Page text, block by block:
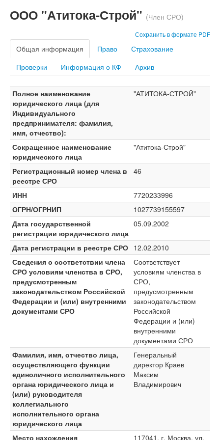
ООО "Атитока-Строй" (Член СРО)
Сохранить в формате PDF
Общая информация Право
Страхование
Проверки
Информация о КФ Архив
Полное наименование
юридического лица (для
Индивидуального
предпринимателя: фамилия,
имя, отчество):
"АТИТОКА-СТРОЙ"
Сокращенное наименование
юридического лица
"Атитока-Строй"
Регистрационный номер члена в
реестре СРО
46
ИНН
7720233996
ОГРН/ОГРНИП
1027739155597
Дата государственной
регистрации юридического лица
05.09.2002
Дата регистрации в реестре СРО 12.02.2010
Сведения о соответствии члена
СРО условиям членства в СРО,
предусмотренным
законодательством Российской
Федерации и (или) внутренними
документами СРО
Соответствует
условиям членства в
СРО,
предусмотренным
законодательством
Российской
Федерации и (или)
внутренними
документами СРО
Фамилия, имя, отчество лица,
осуществляющего функции
единоличного исполнительного
органа юридического лица и
(или) руководителя
коллегиального
исполнительного органа
юридического лица
Генеральный
директор Краев
Максим
Владимирович
Место нахождения 117041, г. Москва, ул.